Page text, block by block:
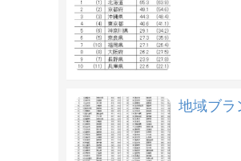
地域ブ